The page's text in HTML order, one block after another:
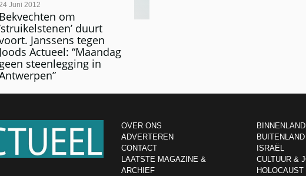
Bekvechten om
duurt
Janssens tegen
Joods Actueel: “Maandag
geen steenlegging in
Juni 2012
OVER ONS
ADVERTEREN
CONTACT
LAATSTE MAGAZINE &
ARCHIEF
BINNENLAND
BUITENLAND
ISRAËL
CULTUUR &
HOLOCAUST